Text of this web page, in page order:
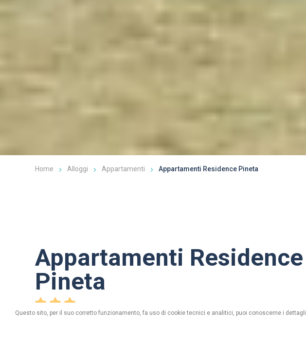
Home Alloggi Appartamenti Appartamenti Residence Pineta
Appartamenti Residence
Pineta
via Canton, n. 222 - 23030 Livigno (So)
Questo sito, per il suo corretto funzionamento, fa uso di cookie tecnici e analitici, puoi conoscerne i dettagli